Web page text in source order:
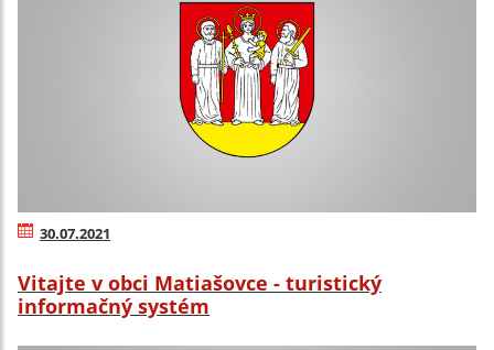
30.07.2021
Vitajte v obci Matiašovce - turistický
informačný systém